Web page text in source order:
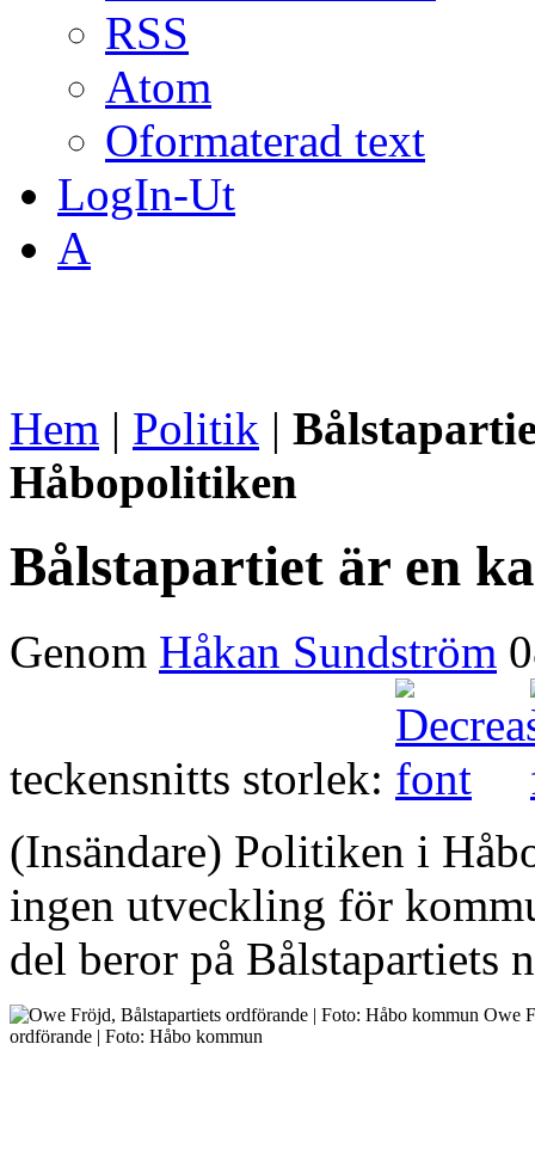
RSS
Atom
Oformaterad text
LogIn-Ut
A
Hem | Politik |
Håbopolitiken
Bålstapartiet är en
Genom Håkan Sundström
teckensnitts storlek:
(Insändare) Politiken i
ingen utveckling för
del beror på Bålstapartiets
Owe
ordförande | Foto: Håbo kommun